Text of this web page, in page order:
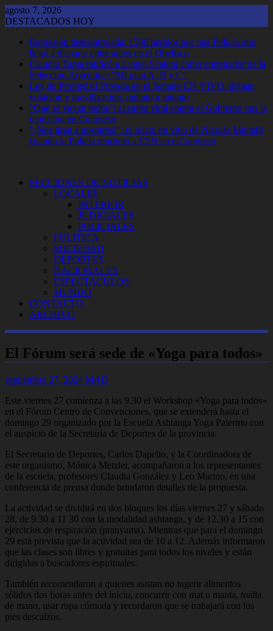
Saltar
al
agosto 7, 2026
DESTACADOS HOY
Represión descontrolada: 1500 heridos por una Policía que
llegó a disparar entre autos en el Obelisco
Claudio Tapia ratificó a Lionel Scaloni como entrenador de la
Selección Argentina: "Mi plan A, B y C"
Ley de Propiedad Privada en el Senado EN VIVO: debate,
votación y movilización, minuto a minuto
"Que se vayan todos": el canto viral contra el Gobierno tras la
represión en Congreso
"¡Nos tiran a nosotros!": el relato en vivo de Nicolás Munafó
cuando la Policía reprimió a C5N en elCongreso
SECCIONES DE NOTICIAS
LOCALES
INTERIOR
JUDICIALES
POLICIALES
POLITICA
SOCIEDAD
DEPORTES
NACIONALES
ESPECTACULOS
MUNDO
CONTACTO
ARCHIVO
El Fórum será sede de «Yoga para todos»
septiembre 27, 2024 MAD
Este viernes 27 comienza a las 9.30 el Workshop «Yoga para todos»
en el Fórum Centro de Convenciones, que se extenderá hasta el
domingo 29 organizado por la Escuela Ashtanga Yoga Palermo con
el auspicio de la Secretaría de Deportes de la provincia.
El Secretario de Deportes, Carlos Dapello, y la Coordinadora de
este organismo, Mónica Metzler, acompañaron a los representantes
de la escuela, profesores Claudia González y Leo Marino, en una
conferencia de prensa donde brindaron detalles de la propuesta.
La actividad se dividirá en dos bloques los días viernes 27 y sábado
28, de 9.30 a 11 30 con la modalidad ashtanga, y de 12.30 a 15 con
ejercicios de respiración (pranyama). Mientras que para el domingo
29 está prevista que la actividad sea de 10 a 12. Además informaron
que las clases son libres y gratuitas para todos los niveles y están
dirigidas a buscadores espirituales.
También recomendaron a quienes asistan no ingerir alimentos
sólidos dos horas antes del inicio, concurrir con mat o manta, toalla
de mano, usar ropa cómoda y recordaron que se trabajará con los
pies descalzos.